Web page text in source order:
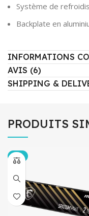
Système de
Backplate en
INFORMATIONS
AVIS (6)
SHIPPING &
PRODUITS
-5%